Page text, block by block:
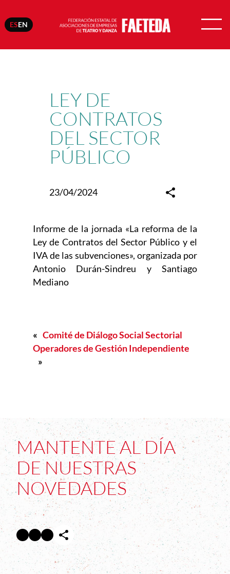
ESEN
Saltar
LEY DE
CONTRATOS
DEL SECTOR
PÚBLICO
23/04/2024
Informe de la jornada «La reforma de la
Ley de Contratos del Sector Público y el
IVA de las subvenciones», organizada por
Antonio Durán-Sindreu y Santiago
Mediano
« Comité de Diálogo Social Sectorial
Operadores de Gestión Independiente
»
MANTENTE AL DÍA
DE NUESTRAS
NOVEDADES
Facebook Abre en nueva ventana
Twitter Abre en nueva ventana
InstagramAbre en nueva ventana